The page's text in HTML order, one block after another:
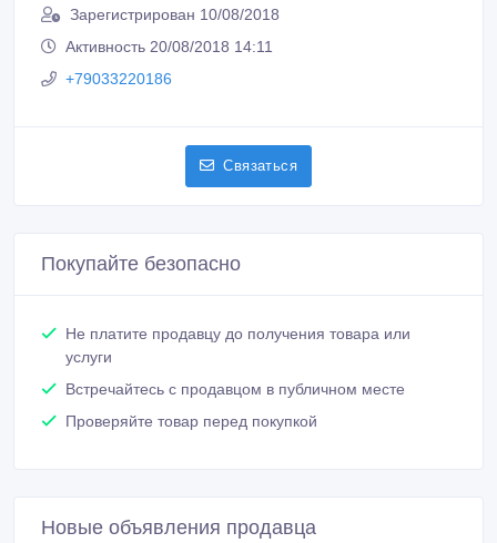
Зарегистрирован 10/08/2018
Активность 20/08/2018 14:11
+79033220186
Связаться
Покупайте безопасно
Не платите продавцу до получения товара или
услуги
Встречайтесь с продавцом в публичном месте
Проверяйте товар перед покупкой
Новые объявления продавца